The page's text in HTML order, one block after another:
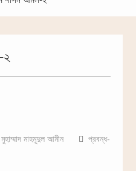
২
মুহাম্মাদ মাহমূদুল আমীন
প্রবন্ধ-